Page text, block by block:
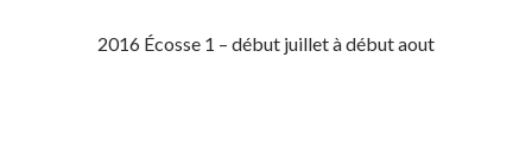
2016 Écosse 1 – début juillet à début aout